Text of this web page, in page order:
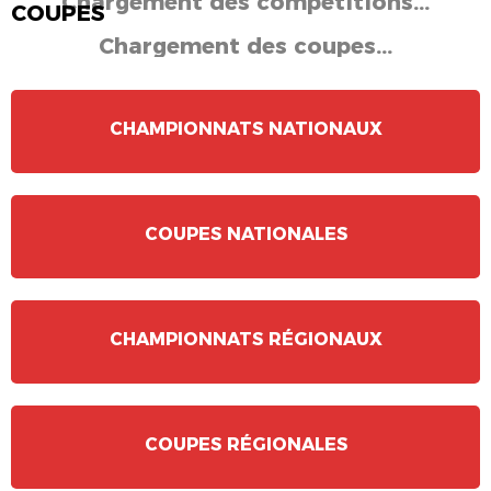
COUPES
Chargement des coupes...
CHAMPIONNATS NATIONAUX
COUPES NATIONALES
CHAMPIONNATS RÉGIONAUX
COUPES RÉGIONALES